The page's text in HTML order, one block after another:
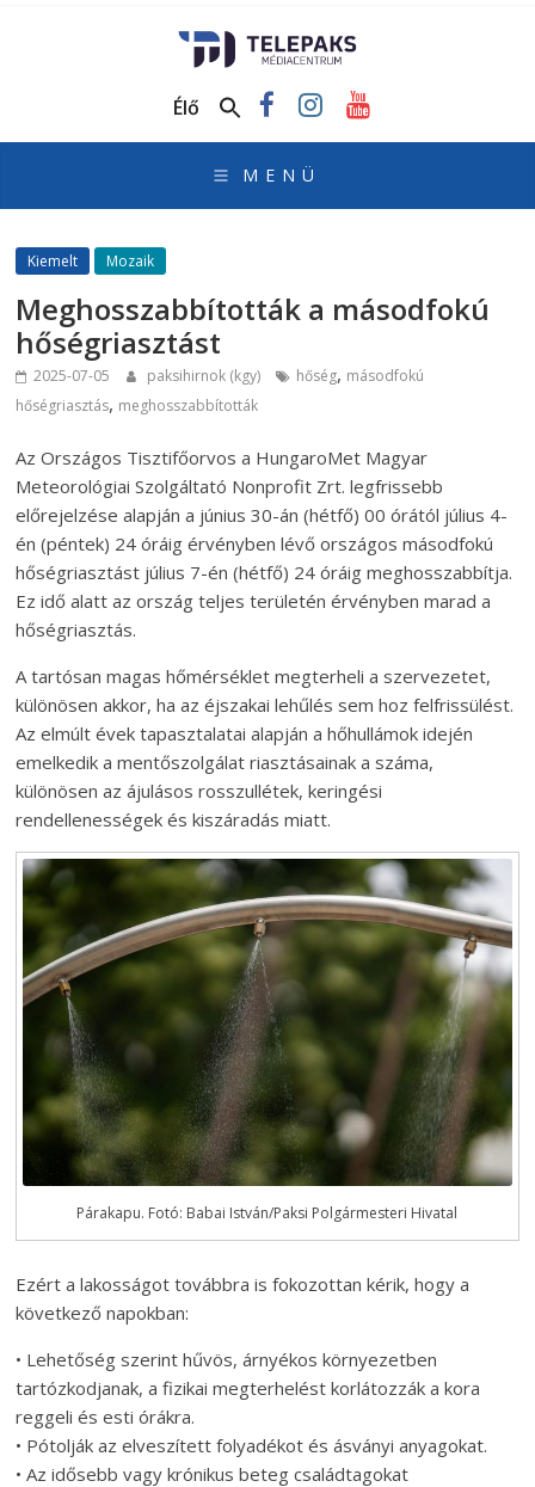
Médiacentrum
honlapja
Élő
Kiemelt Mozaik
Meghosszabbították a másodfokú
hőségriasztást
2025-07-05 paksihirnok (kgy) hőség, másodfokú
hőségriasztás, meghosszabbították
Az Országos Tisztifőorvos a HungaroMet Magyar
Meteorológiai Szolgáltató Nonprofit Zrt. legfrissebb
előrejelzése alapján a június 30-án (hétfő) 00 órától július 4-
én (péntek) 24 óráig érvényben lévő országos másodfokú
hőségriasztást július 7-én (hétfő) 24 óráig meghosszabbítja.
Ez idő alatt az ország teljes területén érvényben marad a
hőségriasztás.
A tartósan magas hőmérséklet megterheli a szervezetet,
különösen akkor, ha az éjszakai lehűlés sem hoz felfrissülést.
Az elmúlt évek tapasztalatai alapján a hőhullámok idején
emelkedik a mentőszolgálat riasztásainak a száma,
különösen az ájulásos rosszullétek, keringési
rendellenességek és kiszáradás miatt.
Párakapu. Fotó: Babai István/Paksi Polgármesteri Hivatal
Ezért a lakosságot továbbra is fokozottan kérik, hogy a
következő napokban:
• Lehetőség szerint hűvös, árnyékos környezetben
tartózkodjanak, a fizikai megterhelést korlátozzák a kora
reggeli és esti órákra.
• Pótolják az elveszített folyadékot és ásványi anyagokat.
• Az idősebb vagy krónikus beteg családtagokat